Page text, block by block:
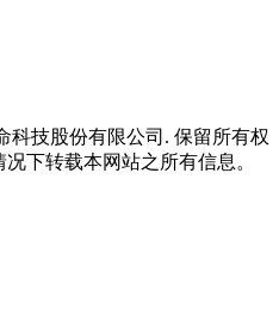
科技股份有限公司. 保留所有权
下转载本网站之所有信息。